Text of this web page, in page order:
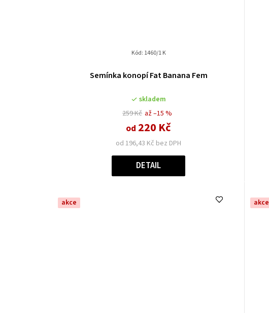
Semínka konopí Fat Banana Fem
hodnocení
je
5,0
z
hvězdiček.
skladem
259 Kč
od 196,43 Kč bez DPH
od 220 Kč
až –15 %
DETAIL
Kód: 1460/1 K
akce akce